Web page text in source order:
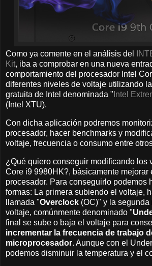
Como ya comente en el análisis del
Kit, iba a comprobar en una nueva
comportamiento del procesador Intel
diferentes niveles de voltaje utilizando
gratuita de Intel denominada " Intel
(Intel XTU).
Con dicha aplicación podremos
procesador, hacer benchmarks y
voltaje, frecuencia o consumo entre
¿Qué quiero conseguir modificando los
Core i9 9980HK?, básicamente mejorar
procesador. Para conseguirlo podemos
formas: La primera subiendo el voltaje,
llamada "Overclock (OC)" y la segunda
voltaje, comúnmente denominado "
final se sube o baja el voltaje para
incrementar la frecuencia de trabajo
microprocesador. Aunque con el
podemos disminuir la temperatura y el